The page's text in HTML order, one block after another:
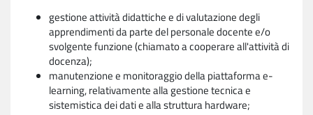
gestione attività didattiche e di valutazione degli
apprendimenti da parte del personale docente e/o
svolgente funzione (chiamato a cooperare all'attività di
docenza);
manutenzione e monitoraggio della piattaforma e-
learning, relativamente alla gestione tecnica e
sistemistica dei dati e alla struttura hardware;